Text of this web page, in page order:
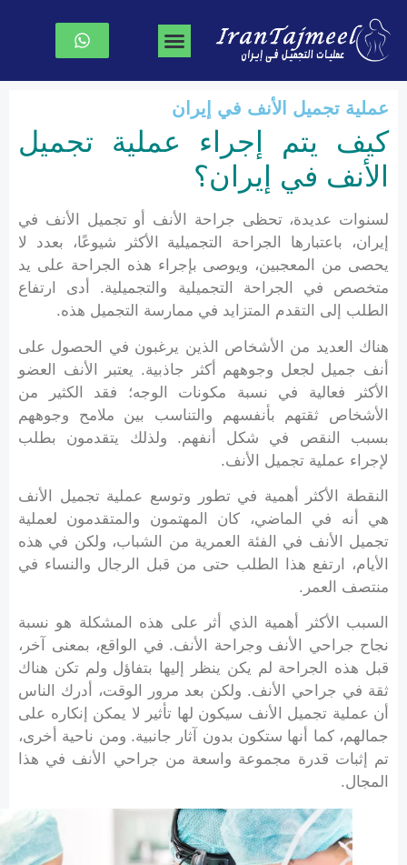
عملية تجميل الأنف في إيران
كيف يتم إجراء عملية تجميل
الأنف في إيران؟
لسنوات عديدة، تحظى جراحة الأنف أو تجميل الأنف في
إيران، باعتبارها الجراحة التجميلية الأكثر شيوعًا، بعدد لا
يحصى من المعجبين، ويوصى بإجراء هذه الجراحة على يد
متخصص في الجراحة التجميلية والتجميلية. أدى ارتفاع
الطلب إلى التقدم المتزايد في ممارسة التجميل هذه.
هناك العديد من الأشخاص الذين يرغبون في الحصول على
أنف جميل لجعل وجوههم أكثر جاذبية. يعتبر الأنف العضو
الأكثر فعالية في نسبة مكونات الوجه؛ فقد الكثير من
الأشخاص ثقتهم بأنفسهم والتناسب بين ملامح وجوههم
بسبب النقص في شكل أنفهم. ولذلك يتقدمون بطلب
لإجراء عملية تجميل الأنف.
النقطة الأكثر أهمية في تطور وتوسع عملية تجميل الأنف
هي أنه في الماضي، كان المهتمون والمتقدمون لعملية
تجميل الأنف في الفئة العمرية من الشباب، ولكن في هذه
الأيام، ارتفع هذا الطلب حتى من قبل الرجال والنساء في
منتصف العمر.
السبب الأكثر أهمية الذي أثر على هذه المشكلة هو نسبة
نجاح جراحي الأنف وجراحة الأنف. في الواقع، بمعنى آخر،
قبل هذه الجراحة لم يكن ينظر إليها بتفاؤل ولم تكن هناك
ثقة في جراحي الأنف. ولكن بعد مرور الوقت، أدرك الناس
أن عملية تجميل الأنف سيكون لها تأثير لا يمكن إنكاره على
جمالهم، كما أنها ستكون بدون آثار جانبية. ومن ناحية أخرى،
تم إثبات قدرة مجموعة واسعة من جراحي الأنف في هذا
المجال.